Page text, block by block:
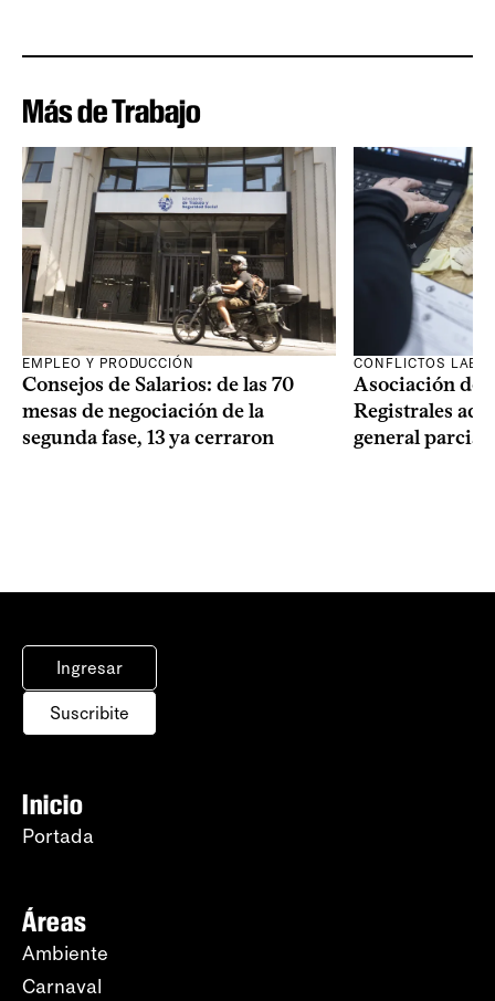
Más de Trabajo
EMPLEO Y PRODUCCIÓN
Consejos de Salarios: de las 70
mesas de negociación de la
segunda fase, 13 ya cerraron
CONFLICTOS
Asociación de
Registrales
general parcial
Ingresar
Suscribite
Inicio
Portada
Áreas
Ambiente
Carnaval